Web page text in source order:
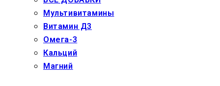
Мультивитамины
Витамин Д3
Омега-3
Кальций
Магний